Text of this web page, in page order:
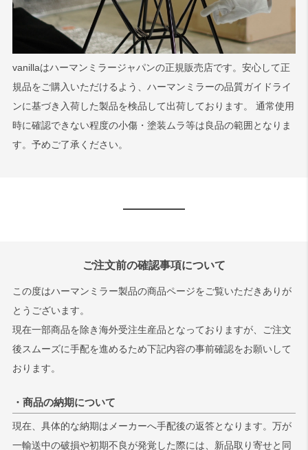
vanillaはハーマンミラージャパンの正規販売店です。安心して正
規品をご購入いただけるよう、ハーマンミラーの品質ガイドライ
ンに基づき入荷した製品を検品して出荷しております。 通常使用
時に確認できない程度の小傷・塗装ムラ等は良品の範囲となりま
す。予めご了承ください。
ご注文前の確認事項について
この度はハーマンミラー製品の商品ページをご覧いただきありが
とうございます。
現在一部商品を除き海外受注生産品となっておりますが、ご注文
後スムーズに手配を進めるため下記内容の事前確認をお願いして
おります。
・商品の納期について
現在、具体的な納期はメーカーへ手配後の返答となります。万が
一輸送中の破損や初期不良が発覚した際には、新品取り寄せと同